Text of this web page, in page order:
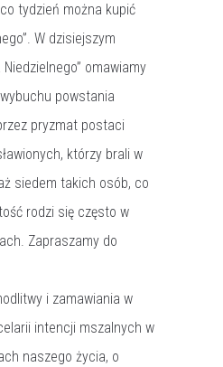
tydzień można kupić
W dzisiejszym
omawiamy
powstania
pryzmat postaci
którzy brali w
siedem takich osób, co
rodzi się często w
Zapraszamy do
i zamawiania w
intencji mszalnych w
naszego życia, o